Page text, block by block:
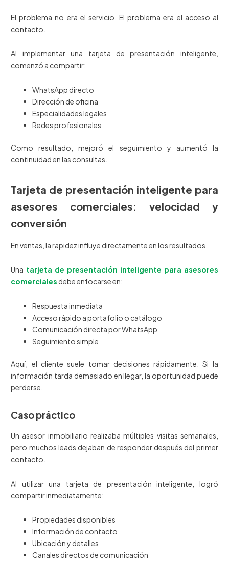
El problema no era el servicio. El problema era el acceso al
contacto.
Al implementar una tarjeta de presentación inteligente,
comenzó a compartir:
WhatsApp directo
Dirección de oficina
Especialidades legales
Redes profesionales
Como resultado, mejoró el seguimiento y aumentó la
continuidad en las consultas.
Tarjeta de presentación inteligente para
asesores comerciales: velocidad y
conversión
En ventas, la rapidez influye directamente en los resultados.
Una tarjeta de presentación inteligente para asesores
comerciales debe enfocarse en:
Respuesta inmediata
Acceso rápido a portafolio o catálogo
Comunicación directa por WhatsApp
Seguimiento simple
Aquí, el cliente suele tomar decisiones rápidamente. Si la
información tarda demasiado en llegar, la oportunidad puede
perderse.
Caso práctico
Un asesor inmobiliario realizaba múltiples visitas semanales,
pero muchos leads dejaban de responder después del primer
contacto.
Al utilizar una tarjeta de presentación inteligente, logró
compartir inmediatamente:
Propiedades disponibles
Información de contacto
Ubicación y detalles
Canales directos de comunicación